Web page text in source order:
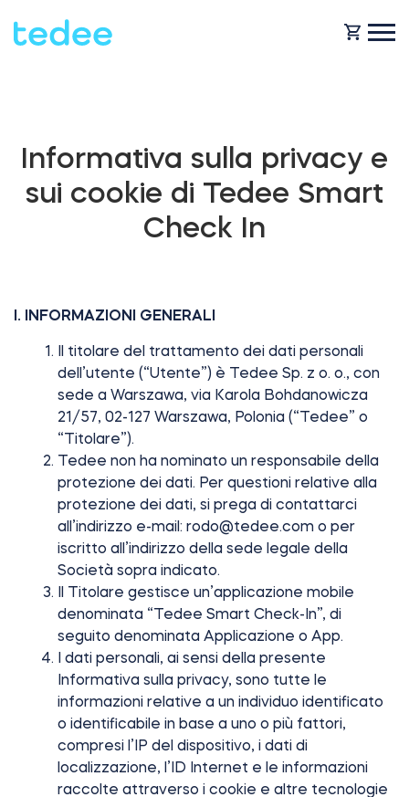
Casa
Business
Integrazioni
PRODOTTI
Tedee GO2
Tedee PRO
Accessori
Tedee Bridge
Door Sensor
ASSISTENZA
BLOG
LOCALIZZATORE DI NEGOZI
ACCEDI
ACQUISTA ORA
Informativa sulla privacy e
sui cookie di Tedee Smart
Check In
I. INFORMAZIONI GENERALI
Il titolare del trattamento dei dati personali
dell’utente (“Utente”) è Tedee Sp. z o. o., con
sede a Warszawa, via Karola Bohdanowicza
21/57, 02-127 Warszawa, Polonia (“Tedee” o
“Titolare”).
Tedee non ha nominato un responsabile della
protezione dei dati. Per questioni relative alla
protezione dei dati, si prega di contattarci
all’indirizzo e-mail: rodo@tedee.com o per
iscritto all’indirizzo della sede legale della
Società sopra indicato.
Il Titolare gestisce un’applicazione mobile
denominata “Tedee Smart Check-In”, di
seguito denominata Applicazione o App.
I dati personali, ai sensi della presente
Informativa sulla privacy, sono tutte le
informazioni relative a un individuo identificato
o identificabile in base a uno o più fattori,
compresi l’IP del dispositivo, i dati di
localizzazione, l’ID Internet e le informazioni
raccolte attraverso i cookie e altre tecnologie